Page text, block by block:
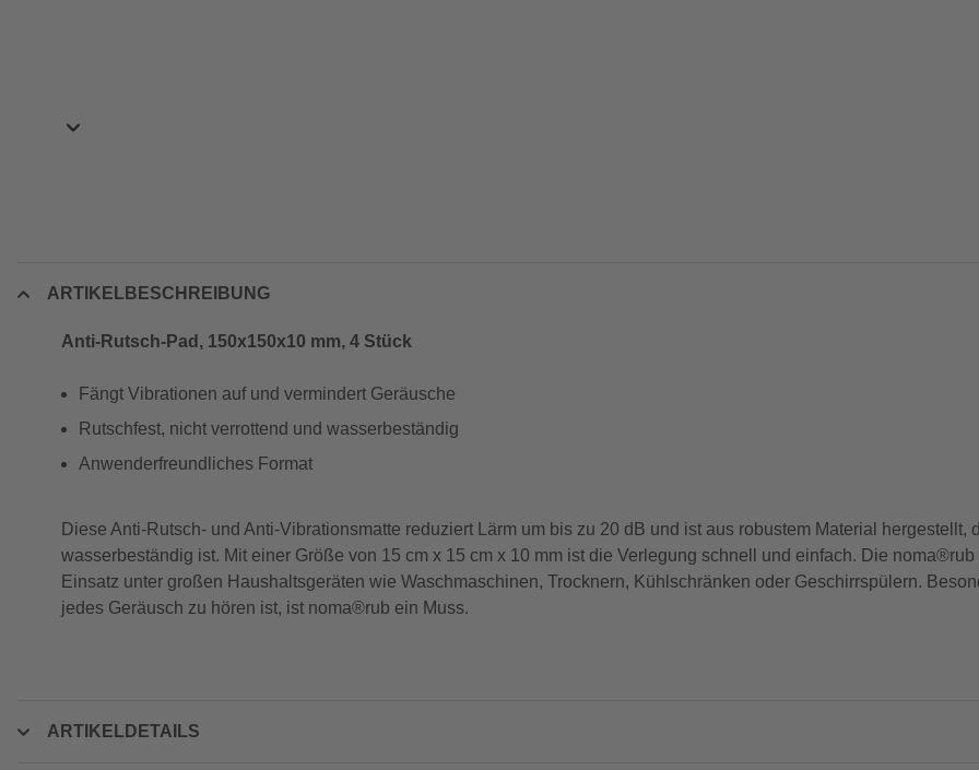
ARTIKELBESCHREIBUNG
Anti-Rutsch-Pad, 150x150x10 mm, 4 Stück
Fängt Vibrationen auf und vermindert Geräusche
Rutschfest, nicht verrottend und wasserbeständig
Anwenderfreundliches Format
Diese Anti-Rutsch- und Anti-Vibrationsmatte reduziert Lärm um bis zu 20 dB und ist aus robustem Material hergestellt,
wasserbeständig ist. Mit einer Größe von 15 cm x 15 cm x 10 mm ist die Verlegung schnell und einfach. Die
Einsatz unter großen Haushaltsgeräten wie Waschmaschinen, Trocknern, Kühlschränken oder Geschirrspülern.
jedes Geräusch zu hören ist, ist noma®rub ein Muss.
ARTIKELDETAILS